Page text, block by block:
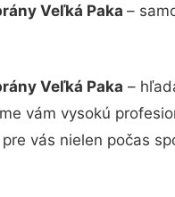
Veľká Paka –
Veľká Paka –
vám vysokú
vás nielen počas